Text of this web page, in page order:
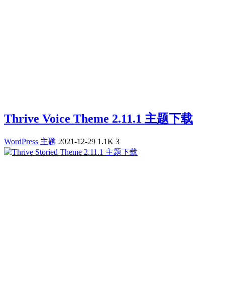
Thrive Voice Theme 2.11.1 主题下载
WordPress 主题 2021-12-29 1.1K 3